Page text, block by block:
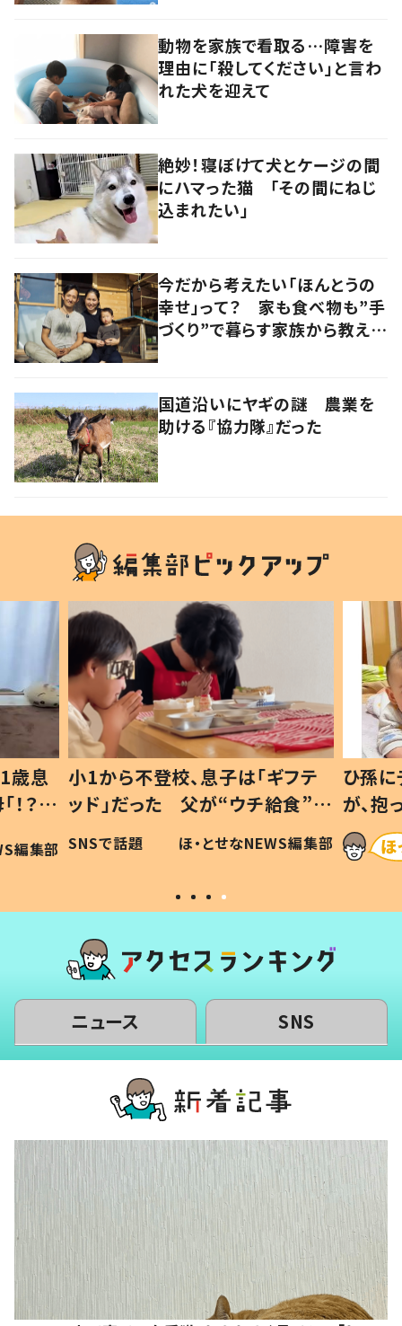
動物を家族で看取る…障害を
理由に「殺してください」と言わ
れた犬を迎えて
絶妙！寝ぼけて犬とケージの間
にハマった猫 「その間にねじ
込まれたい」
今だから考えたい「ほんとうの
幸せ」って？ 家も食べ物も”手
づくり”で暮らす家族から教えて
国道沿いにヤギの謎 農業を
助ける『協力隊』だった
歳息
？」
編集部
小1から不登校、息子は「ギフテ
ッド」だった 父が“ウチ給食”を
作り続ける理由とは #令和の親
#令和の子
SNSで話題 ほ・とせなNEWS編集部
ひ孫
が、
「涙が
い」
ニュース SNS